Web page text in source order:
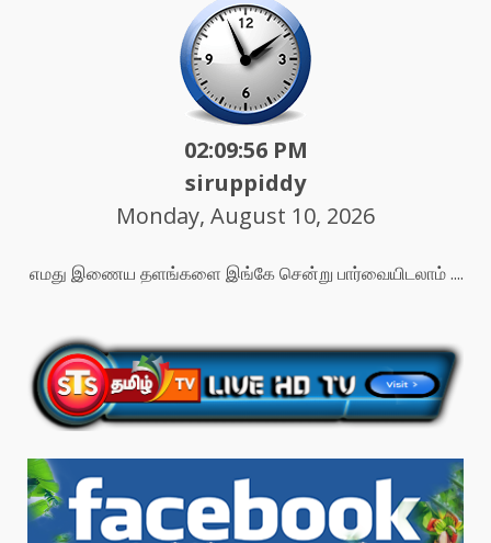
02:09:58 PM
siruppiddy
Monday, August 10, 2026
எமது இணைய தளங்களை இங்கே சென்று பார்வையிடலாம் ....